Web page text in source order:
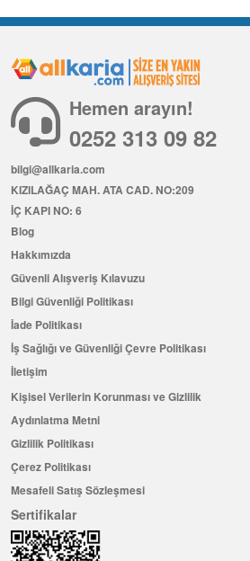
Hemen arayın!
0252 313 09 82
bilgi@allkaria.com
KIZILAĞAÇ MAH. ATA CAD. NO:209
İÇ KAPI NO: 6
Blog
Hakkımızda
Güvenli Alışveriş Kılavuzu
Bilgi Güvenliği Politikası
İade Politikası
İş Sağlığı ve Güvenliği Çevre Politikası
İletişim
Kişisel Verilerin Korunması ve Gizlilik
Aydınlatma Metni
Gizlilik Politikası
Çerez Politikası
Mesafeli Satış Sözleşmesi
Sertifikalar